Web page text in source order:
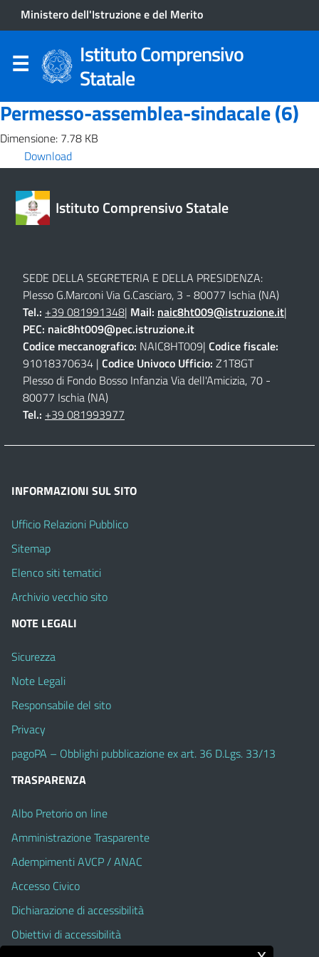
Ministero dell'Istruzione e del Merito
Istituto Comprensivo
Statale
Permesso-assemblea-sindacale (6)
Dimensione: 7.78 KB
Download
Istituto Comprensivo Statale
SEDE DELLA SEGRETERIA E DELLA PRESIDENZA:
Plesso G.Marconi Via G.Casciaro, 3 - 80077 Ischia (NA)
Tel.: +39 081991348| Mail: naic8ht009@istruzione.it|
PEC: naic8ht009@pec.istruzione.it
Codice meccanografico: NAIC8HT009| Codice fiscale:
91018370634 | Codice Univoco Ufficio: Z1T8GT
Plesso di Fondo Bosso Infanzia Via dell'Amicizia, 70 -
80077 Ischia (NA)
Tel.: +39 081993977
INFORMAZIONI SUL SITO
Ufficio Relazioni Pubblico
Sitemap
Elenco siti tematici
Archivio vecchio sito
NOTE LEGALI
Sicurezza
Note Legali
Responsabile del sito
Privacy
pagoPA – Obblighi pubblicazione ex art. 36 D.Lgs. 33/13
TRASPARENZA
Albo Pretorio on line
Amministrazione Trasparente
Adempimenti AVCP / ANAC
Accesso Civico
Dichiarazione di accessibilità
Obiettivi di accessibilità